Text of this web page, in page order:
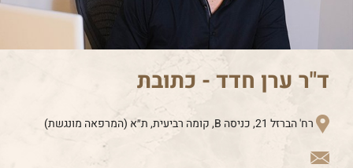
ד"ר ערן חדד - כתובת
רח' הברזל 21, כניסה B, קומה רביעית, ת״א (המרפאה מונגשת)